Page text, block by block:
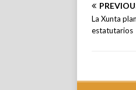
La Xunta
estatutarios